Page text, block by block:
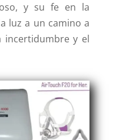
y su fe en la
luz a un camino a
incertidumbre y el